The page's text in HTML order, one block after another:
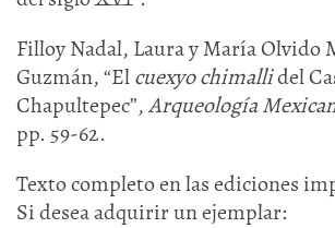
Filloy Nadal, Laura y María Olvido
Guzmán, “Elcuexyo chimallidel
Chapultepec”,Arqueología
pp. 59-62.
Texto completo en las ediciones
Si desea adquirir un ejemplar: